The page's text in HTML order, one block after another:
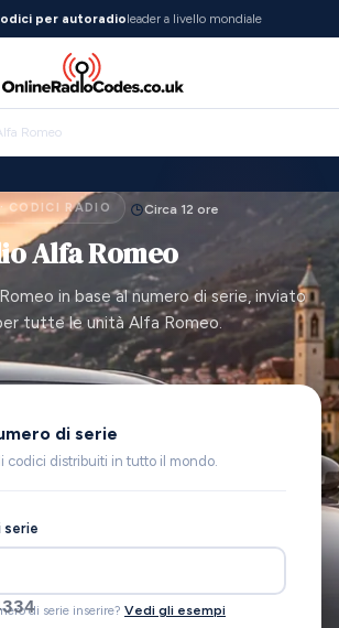
per autoradio leader a livello mondiale
Romeo
CODICI RADIO Circa 12 ore
Alfa Romeo
in base al numero di serie, inviato
tutte le unità Alfa Romeo.
di serie
codici distribuiti in tutto il mondo.
serie
di serie inserire? Vedi gli esempi